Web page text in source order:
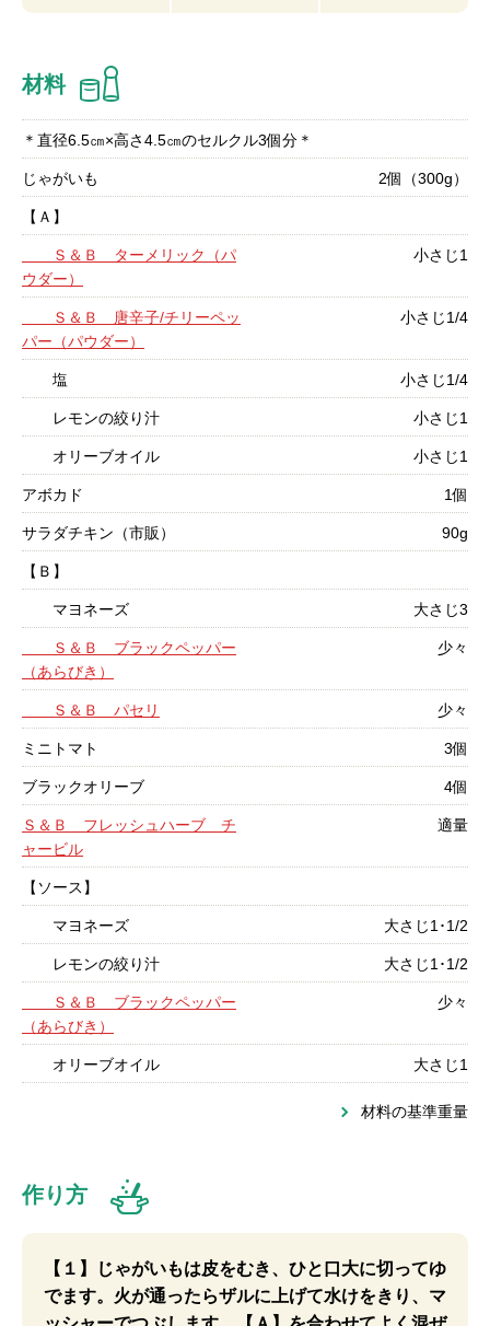
材料
＊直径6.5㎝×高さ4.5㎝のセルクル3個分＊
じゃがいも 2個（300g）
【Ａ】
Ｓ＆Ｂ ターメリック（パ
ウダー）
小さじ1
Ｓ＆Ｂ 唐辛子/チリーペッ
パー（パウダー）
小さじ1/4
塩 小さじ1/4
レモンの絞り汁 小さじ1
オリーブオイル 小さじ1
アボカド 1個
サラダチキン（市販） 90g
【Ｂ】
マヨネーズ 大さじ3
Ｓ＆Ｂ ブラックペッパー
（あらびき）
少々
Ｓ＆Ｂ パセリ 少々
ミニトマト 3個
ブラックオリーブ 4個
Ｓ＆Ｂ フレッシュハーブ チ
ャービル
適量
【ソース】
マヨネーズ 大さじ1･1/2
レモンの絞り汁 大さじ1･1/2
Ｓ＆Ｂ ブラックペッパー
（あらびき）
少々
オリーブオイル 大さじ1
材料の基準重量
作り方
【１】じゃがいもは皮をむき、ひと口大に切ってゆ
でます。火が通ったらザルに上げて水けをきり、マ